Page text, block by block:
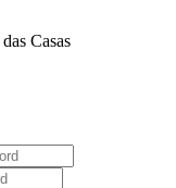
Casas